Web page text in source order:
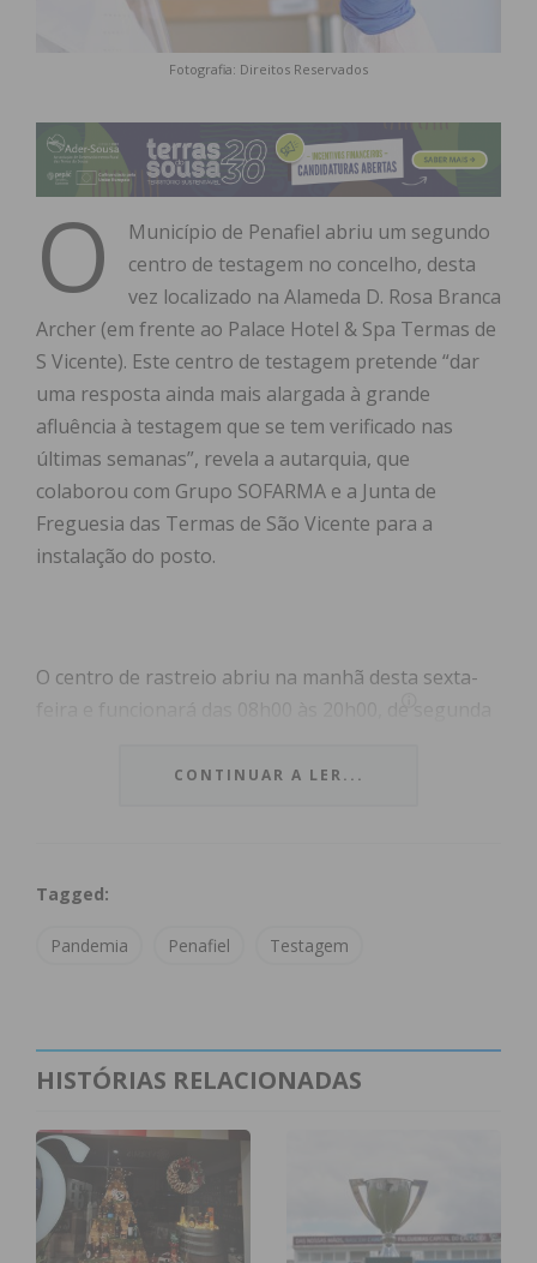
Fotografia: Direitos Reservados
O
Município de Penafiel abriu um segundo
centro de testagem no concelho, desta
vez localizado na Alameda D. Rosa Branca
Archer (em frente ao Palace Hotel & Spa Termas de
S Vicente). Este centro de testagem pretende “dar
uma resposta ainda mais alargada à grande
afluência à testagem que se tem verificado nas
últimas semanas”, revela a autarquia, que
colaborou com Grupo SOFARMA e a Junta de
Freguesia das Termas de São Vicente para a
instalação do posto.
O centro de rastreio abriu na manhã desta sexta-
Municipal de Penafiel, não é necessária marcação
“De salientar que o prazo habitual de entrega de
resultados da análise COVID-19 de Teste de
colheita, contudo poderá haver constrangimentos
devido à grande afluência à testagem”, salienta em
comunicadoa autarquia penafidelense.
Este é o segundo centro de testagem gratuita a
entrar em funcionamento no concelho de Penafiel.
O primeiro, também a funcionar no regime “Walk
CONTINUAR A LER...
Tagged:
Pandemia Penafiel Testagem
HISTÓRIAS RELACIONADAS